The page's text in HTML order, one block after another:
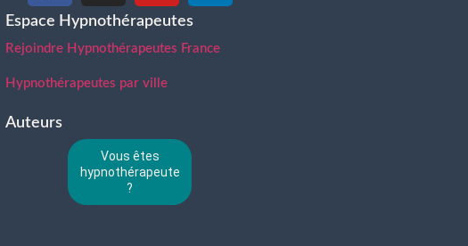
Espace Hypnothérapeutes
Rejoindre Hypnothérapeutes France
Hypnothérapeutes par ville
Auteurs
Vous êtes
hypnothérapeute
?